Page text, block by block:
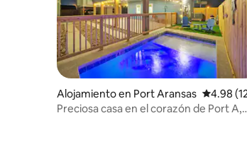
Alojamiento en Port Aransas
4.98
Preciosa casa en el corazón de Port A,